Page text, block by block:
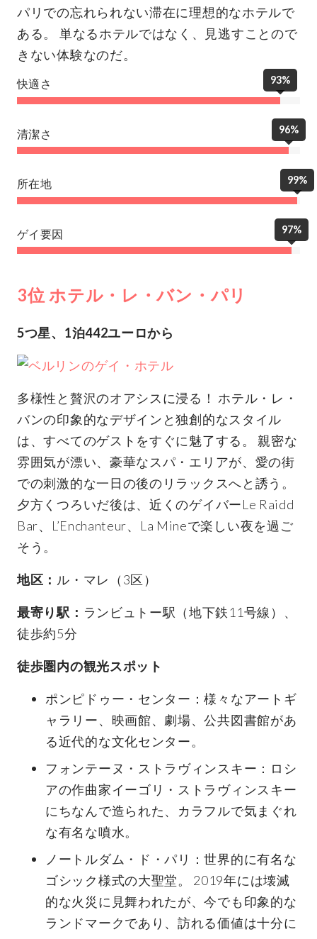
パリでの忘れられない滞在に理想的なホテルで
ある。 単なるホテルではなく、見逃すことので
きない体験なのだ。
快適さ 93%
清潔さ 96%
所在地 99%
ゲイ要因 97%
3位 ホテル・レ・バン・パリ
5つ星、1泊442ユーロから
多様性と贅沢のオアシスに浸る！ ホテル・レ・
バンの印象的なデザインと独創的なスタイル
は、すべてのゲストをすぐに魅了する。 親密な
雰囲気が漂い、豪華なスパ・エリアが、愛の街
での刺激的な一日の後のリラックスへと誘う。
夕方くつろいだ後は、近くのゲイバーLe Raidd
Bar、L’Enchanteur、La Mineで楽しい夜を過ご
そう。
地区： ル・マレ（3区）
最寄り駅： ランビュトー駅（地下鉄11号線）、
徒歩約5分
徒歩圏内の観光スポット
ポンピドゥー・センター：様々なアートギ
ャラリー、映画館、劇場、公共図書館があ
る近代的な文化センター。
フォンテーヌ・ストラヴィンスキー：ロシ
アの作曲家イーゴリ・ストラヴィンスキー
にちなんで造られた、カラフルで気まぐれ
な有名な噴水。
ノートルダム・ド・パリ：世界的に有名な
ゴシック様式の大聖堂。 2019年には壊滅
的な火災に見舞われたが、今でも印象的な
ランドマークであり、訪れる価値は十分に